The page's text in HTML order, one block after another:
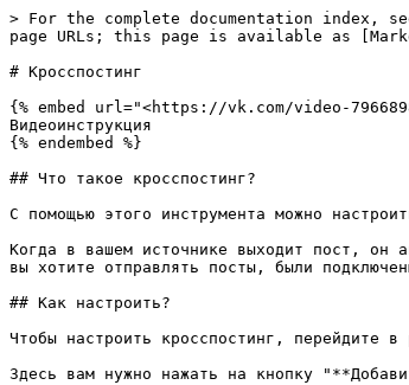
> For the complete documentation index,
page URLs; this page is available as
# Кросспостинг
{% embed url="<https://vk.com/video-
Видеоинструкция
{% endembed %}
## Что такое кросспостинг?
С помощью этого инструмента можно
Когда в вашем источнике выходит пост, он
вы хотите отправлять посты, были
## Как настроить?
Чтобы настроить кросспостинг,
Здесь вам нужно нажать на кнопку